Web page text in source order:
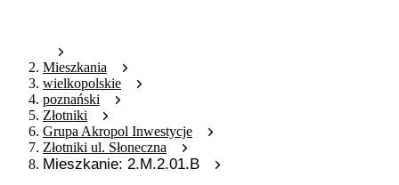
Mieszkania
wielkopolskie
poznański
Złotniki
Grupa Akropol Inwestycje
Złotniki ul. Słoneczna
Mieszkanie: 2.M.2.01.B